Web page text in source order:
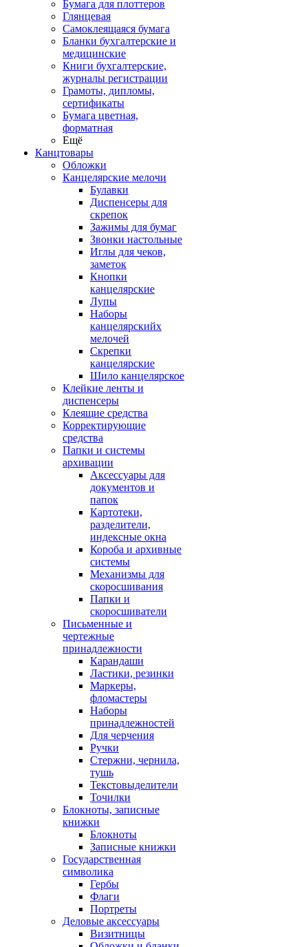
Бумага для плоттеров
Глянцевая
Самоклеящаяся бумага
Бланки бухгалтерские и
медицинские
Книги бухгалтерские,
журналы регистрации
Грамоты, дипломы,
сертификаты
Бумага цветная,
форматная
Ещё
Канцтовары
Обложки
Канцелярские мелочи
Булавки
Диспенсеры для
скрепок
Зажимы для бумаг
Звонки настольные
Иглы для чеков,
заметок
Кнопки
канцелярские
Лупы
Наборы
канцелярскийх
мелочей
Скрепки
канцелярские
Шило канцелярское
Клейкие ленты и
диспенсеры
Клеящие средства
Корректирующие
средства
Папки и системы
архивации
Аксессуары для
документов и
папок
Картотеки,
разделители,
индексные окна
Короба и архивные
системы
Механизмы для
скоросшивания
Папки и
скоросшиватели
Письменные и
чертежные
принадлежности
Карандаши
Ластики, резинки
Маркеры,
фломастеры
Наборы
принадлежностей
Для черчения
Ручки
Стержни, чернила,
тушь
Текстовыделители
Точилки
Блокноты, записные
книжки
Блокноты
Записные книжки
Государственная
символика
Гербы
Флаги
Портреты
Деловые аксессуары
Визитницы